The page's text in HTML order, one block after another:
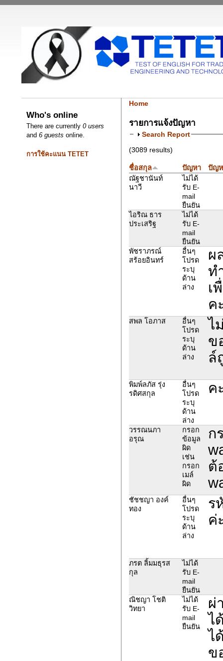
Who's online
There are currently0 users
and6 guests online.
การใช้คะแนน TETET
Home
รายการแจ้งปัญหา
Search Report
(3089 results)
ชื่อสกุล ปัญหา
ปัญห
ณัฐชานันท์
นาวี
ไม่ได้
รับ E-
mail
ยืนยัน
ไอริณ ธาร
ประเสริฐ
ไม่ได้
รับ E-
mail
ยืนยัน
พัชราภรณ์
สร้อยอินทร์
อื่นๆ
โปรด
ระบุ
ด้าน
ล่าง
ผ
ท
เ
ค
สพล โอภาส
อื่นๆ
โปรด
ระบุ
ด้าน
ล่าง
ไ
ข
ล์
พิมพ์ลภัส รุ่ง
รดิศสกุล
อื่นๆ
โปรด
ระบุ
ด้าน
ล่าง
ค
วรรณนภา
อรุณ
กรอก
ข้อมูล
ผิด
เช่น
กรอก
เมล์
ผิด
ก
ต้
ชัชชญา องค์
ทอง
อื่นๆ
โปรด
ระบุ
ด้าน
ล่าง
ร
ค่
ภรต ลิ้มมธุรส
กุล
ไม่ได้
รับ E-
mail
ยืนยัน
ณิชญา โชติ
วิทยา
ไม่ได้
รับ E-
mail
ยืนยัน
ผ่
ไ
ไ
ข